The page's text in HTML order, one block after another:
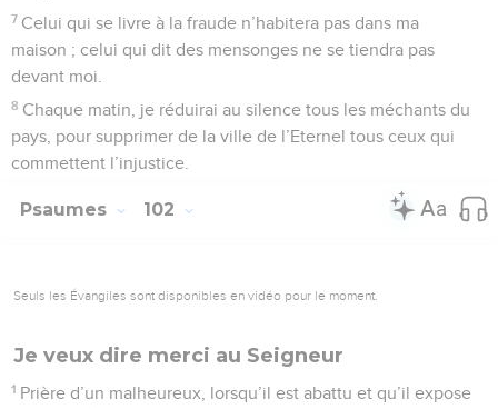
7 Celui qui se livre à la fraude n’habitera pas dans ma
maison ; celui qui dit des mensonges ne se tiendra pas
devant moi.
8 Chaque matin, je réduirai au silence tous les méchants du
pays, pour supprimer de la ville de l’Eternel tous ceux qui
commettent l’injustice.
Psaumes 102
Seuls les Évangiles sont disponibles en vidéo pour le moment.
Je veux dire merci au Seigneur
1 Prière d’un malheureux, lorsqu’il est abattu et qu’il expose